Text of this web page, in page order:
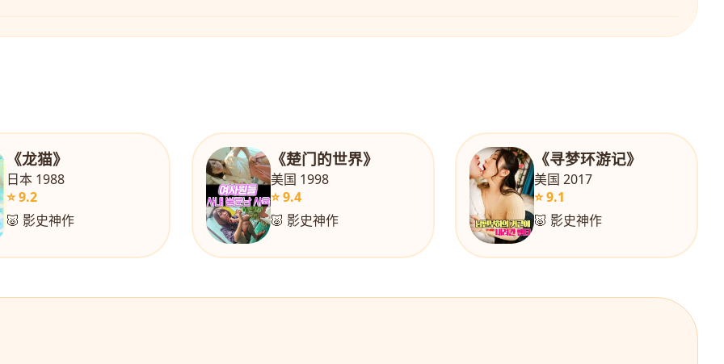
《龙猫》
日本 1988
⭐ 9.2
🐷 影史神作
《楚门的世界》
美国 1998
⭐ 9.4
🐷 影史神作
《寻梦环游记》
美国 2017
⭐ 9.1
🐷 影史神作